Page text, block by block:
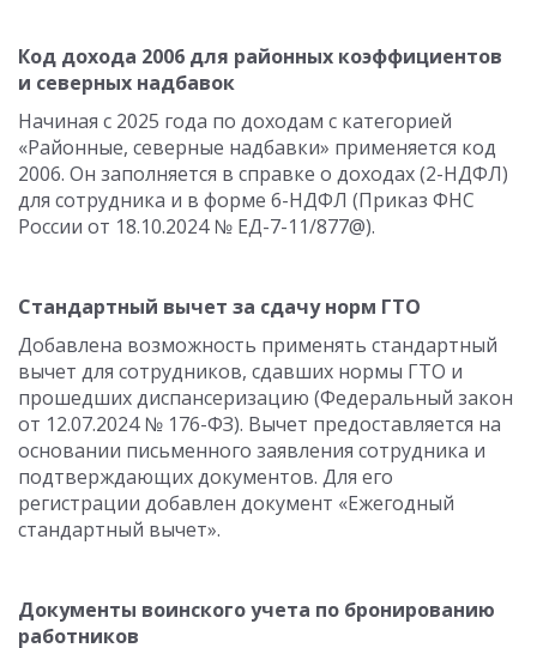
Код дохода 2006 для районных коэффициентов
и северных надбавок
Начиная с 2025 года по доходам с категорией
«Районные, северные надбавки» применяется код
2006. Он заполняется в справке о доходах (2-НДФЛ)
для сотрудника и в форме 6-НДФЛ (Приказ ФНС
России от 18.10.2024 № ЕД-7-11/877@).
Стандартный вычет за сдачу норм ГТО
Добавлена возможность применять стандартный
вычет для сотрудников, сдавших нормы ГТО и
прошедших диспансеризацию (Федеральный закон
от 12.07.2024 № 176-ФЗ). Вычет предоставляется на
основании письменного заявления сотрудника и
подтверждающих документов. Для его
регистрации добавлен документ «Ежегодный
стандартный вычет».
Документы воинского учета по бронированию
работников